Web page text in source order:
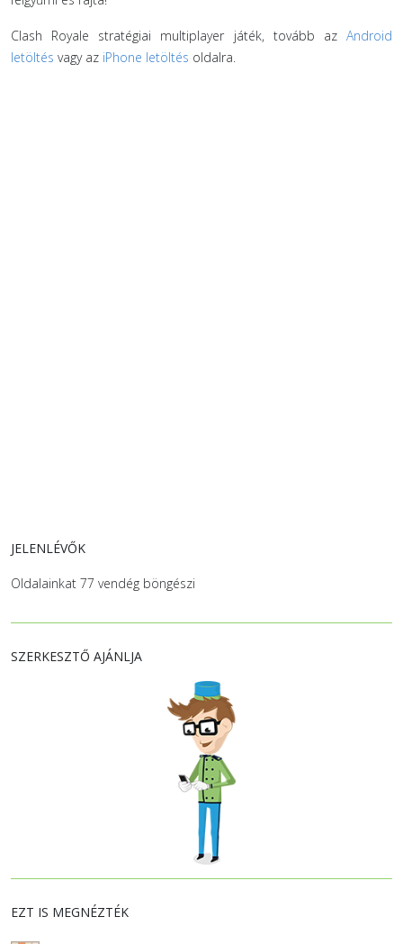
Clash Royale stratégiai multiplayer játék, tovább az Android
letöltés vagy az iPhone letöltés oldalra.
JELENLÉVŐK
Oldalainkat 77 vendég böngészi
SZERKESZTŐ AJÁNLJA
EZT IS MEGNÉZTÉK